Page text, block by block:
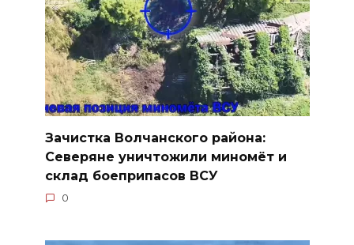
Зачистка Волчанского района:
Северяне уничтожили миномёт и
склад боеприпасов ВСУ
0